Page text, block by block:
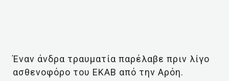
Έναν άνδρα τραυματία παρέλαβε πριν λίγο
ασθενοφόρο του ΕΚΑΒ από την Αρόη.